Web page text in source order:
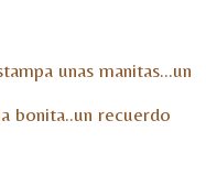
unas manitas…un
bonita..un recuerdo